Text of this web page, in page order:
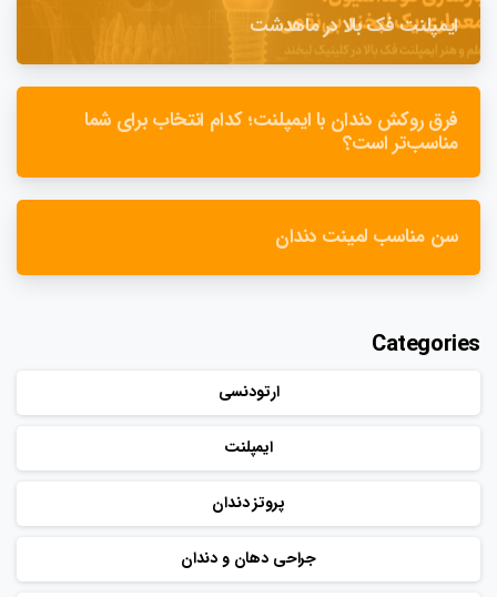
ایمپلنت فک بالا در ماهدشت
فرق روکش دندان با ایمپلنت؛ کدام انتخاب برای شما
مناسب‌تر است؟
سن مناسب لمینت دندان
Categories
ارتودنسی
ایمپلنت
پروتز دندان
جراحی دهان و دندان